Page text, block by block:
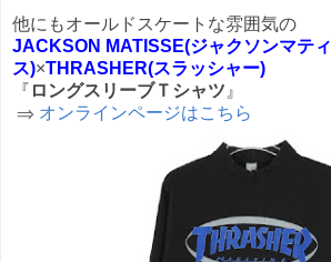
他にもオールドスケートな雰囲気の
JACKSON MATISSE(ジャクソンマティ
ス)×THRASHER(スラッシャー)
『 ロングスリーブＴシャツ 』
⇒ オンラインページはこちら